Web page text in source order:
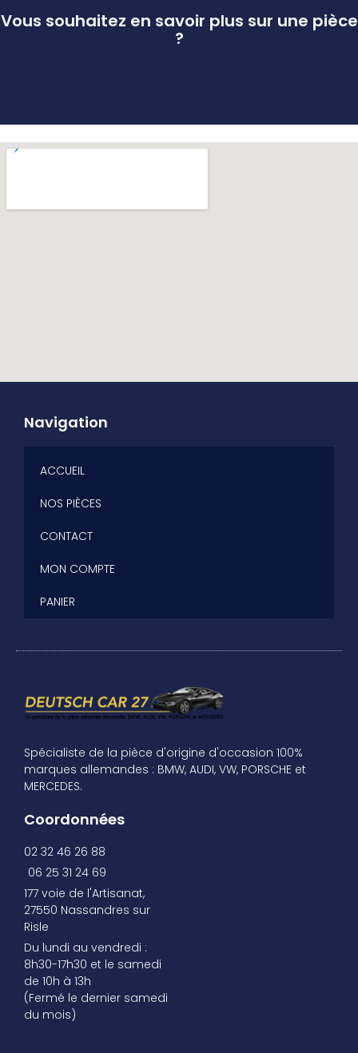
Vous souhaitez en savoir plus sur une pièce
?
Navigation
ACCUEIL
NOS PIÈCES
CONTACT
MON COMPTE
PANIER
Spécialiste de la pièce d'origine d'occasion 100%
marques allemandes : BMW, AUDI, VW, PORSCHE et
MERCEDES.
Coordonnées
02 32 46 26 88
06 25 31 24 69
177 voie de l'Artisanat,
27550 Nassandres sur
Risle
Du lundi au vendredi :
8h30-17h30 et le samedi
de 10h à 13h
(Fermé le dernier samedi
du mois)